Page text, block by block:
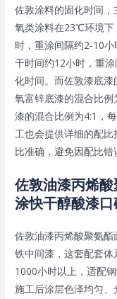
佐敦涂料的固化时间
氧类涂料在23℃环境下
时，重涂间隔约2-10
干时间约12小时，重
化时间。而佐敦漆底
氧富锌底漆的混合比
漆的混合比例为4:1，
工也会提供详细的配
比准确，避免因配比错
佐敦油漆丙烯
涂快干醇酸漆口
佐敦油漆丙烯酸聚氨
铁中间漆，这套配套
1000小时以上，适配
施工后涂层色泽均匀